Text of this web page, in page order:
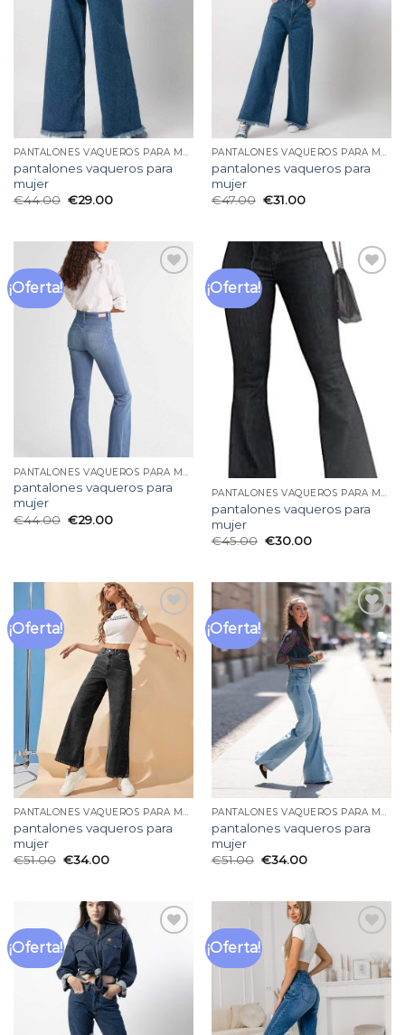
PANTALONES VAQUEROS PARA MUJER
pantalones vaqueros para
mujer
€44.00 €29.00
PANTALONES VAQUEROS PARA MUJER
pantalones vaqueros para
mujer
€47.00 €31.00
¡Oferta!
pantalones vaqueros para
mujer
€44.00 €29.00
¡Oferta!
Añadir
a la
lista
de
PANTALONES VAQUEROS PARA MUJER
pantalones vaqueros para
mujer
€45.00 €30.00
¡Oferta!
Añadir
a la
lista
PANTALONES VAQUEROS PARA MUJER
pantalones vaqueros para
mujer
€51.00 €34.00
¡Oferta!
Añadir
a la
lista
de
deseos
PANTALONES VAQUEROS PARA MUJER
pantalones vaqueros para
mujer
€51.00 €34.00
¡Oferta! ¡Oferta!
a la
lista
deseos